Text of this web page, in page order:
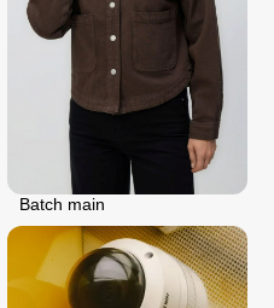
Batch main